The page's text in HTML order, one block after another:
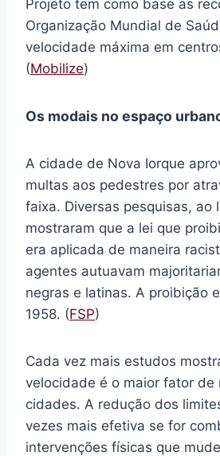
Projeto tem como base as
Organização Mundial de
velocidade máxima em
(Mobilize)
Os modais no espaço
A cidade de Nova Iorque
multas aos pedestres por
faixa. Diversas pesquisas, ao
mostraram que a lei que
era aplicada de maneira
agentes autuavam
negras e latinas. A proibição
1958. (FSP)
Cada vez mais estudos
velocidade é o maior fator de
cidades. A redução dos
vezes mais efetiva se for
intervenções físicas que